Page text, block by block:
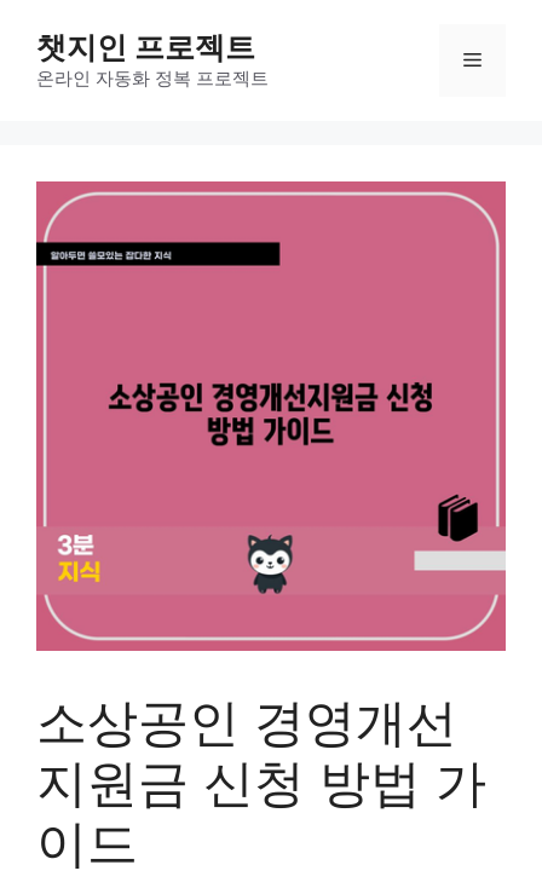
챗지인 프로젝트
온라인 자동화 정복 프로젝트
메
소상공인 경영개선
지원금 신청 방법 가
이드